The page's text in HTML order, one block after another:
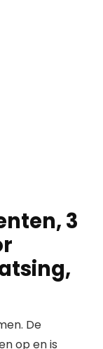
3
De
op en is